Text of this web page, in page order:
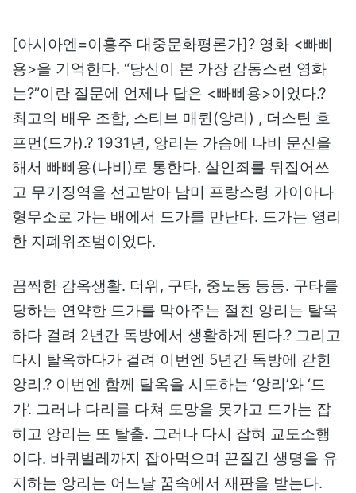
[아시아엔=이홍주 대중문화평론가]? 영화 <빠삐
용>을 기억한다. “당신이 본 가장 감동스런 영화
는?”이란 질문에 언제나 답은 <빠삐용>이었다.?
최고의 배우 조합, 스티브 매퀸(앙리) , 더스틴 호
프먼(드가).? 1931년, 앙리는 가슴에 나비 문신을
해서 빠삐용(나비)로 통한다. 살인죄를 뒤집어쓰
고 무기징역을 선고받아 남미 프랑스령 가이아나
형무소로 가는 배에서 드가를 만난다. 드가는 영리
한 지폐위조범이었다.
끔찍한 감옥생활. 더위, 구타, 중노동 등등. 구타를
당하는 연약한 드가를 막아주는 절친 앙리는 탈옥
하다 걸려 2년간 독방에서 생활하게 된다.? 그리고
다시 탈옥하다가 걸려 이번엔 5년간 독방에 갇힌
앙리.? 이번엔 함께 탈옥을 시도하는 ‘앙리’와 ‘드
가’. 그러나 다리를 다쳐 도망을 못가고 드가는 잡
히고 앙리는 또 탈출. 그러나 다시 잡혀 교도소행
이다. 바퀴벌레까지 잡아먹으며 끈질긴 생명을 유
지하는 앙리는 어느날 꿈속에서 재판을 받는다.